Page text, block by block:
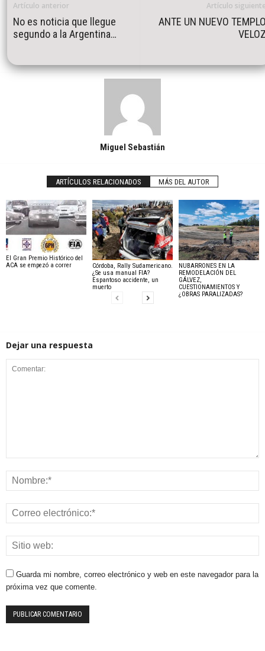
Artículo anterior
No es noticia que llegue
segundo a la Argentina…
Artículo
ANTE UN NUEVO
Miguel Sebastián
ARTÍCULOS RELACIONADOS MÁS DEL AUTOR
El Gran Premio Histórico del
ACA se empezó a correr
Córdoba, Rally Sudamericano.
¿Se usa manual FIA?
Espantoso accidente, un
muerto
NUBARRONES EN LA
REMODELACIÓN DEL
GÁLVEZ,
CUESTIONAMIENTOS Y
¿OBRAS PARALIZADAS?
Dejar una respuesta
Guarda mi nombre, correo electrónico y web en este navegador para la
próxima vez que comente.